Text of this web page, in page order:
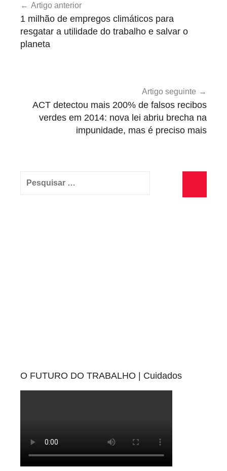
n
de
artigos
Artigo anterior
1 milhão de empregos climáticos para
resgatar a utilidade do trabalho e salvar o
planeta
Artigo seguinte
ACT detectou mais 200% de falsos recibos
verdes em 2014: nova lei abriu brecha na
impunidade, mas é preciso mais
Pesquisar
O FUTURO DO TRABALHO | Cuidados